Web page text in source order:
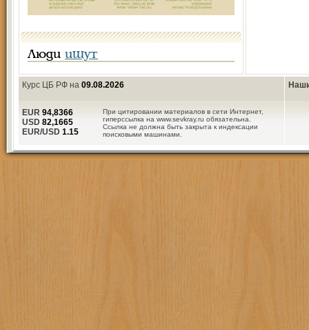
Люди ищут
Курс ЦБ РФ на 09.08.2026
При цитировании материалов в сети Интернет,
гиперссылка на www.sevkray.ru обязательна.
Ссылка не должна быть закрыта к индексации
поисковыми машинами.
EUR 94,8366
USD 82,1665
EUR/USD 1.15